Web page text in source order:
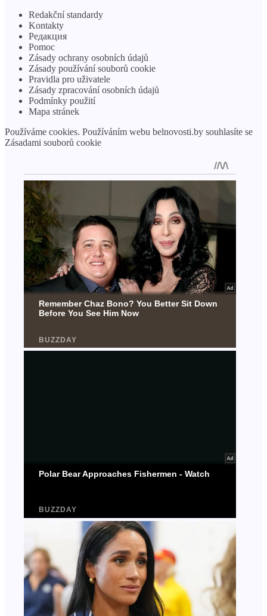
Redakční standardy
Kontakty
Редакция
Pomoc
Zásady ochrany osobních údajů
Zásady používání souborů cookie
Pravidla pro uživatele
Zásady zpracování osobních údajů
Podmínky použití
Mapa stránek
Používáme cookies. Používáním webu belnovosti.by souhlasíte se
Zásadami souborů cookie